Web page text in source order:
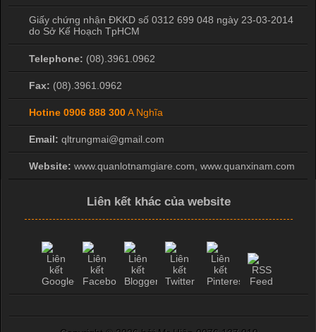
Giấy chứng nhận ĐKKD số 0312 699 048 ngày 23-03-2014
do Sở Kế Hoạch TpHCM
Telephone: (08).3961.0962
Fax: (08).3961.0962
Hotine 0906 888 300A Nghĩa
Email: qltrungmai@gmail.com
Website: www.quanlotnamgiare.com, www.quanxinam.com
Liên kết khác của website